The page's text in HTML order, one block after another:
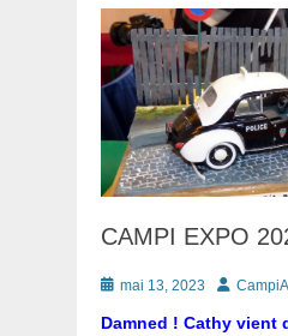
CAMPI EXPO
Postémai 13, 2023 Auteur
Damned ! Cathy vient